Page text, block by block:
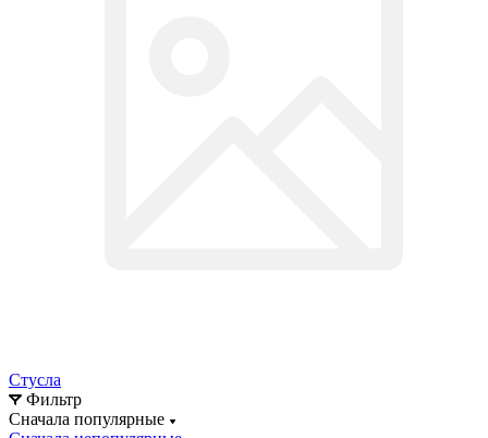
Стусла
Фильтр
Сначала популярные